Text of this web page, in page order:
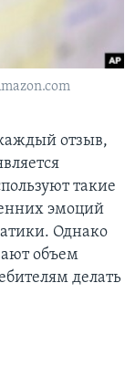
отзыв,
такие
эмоций
Однако
объем
делать